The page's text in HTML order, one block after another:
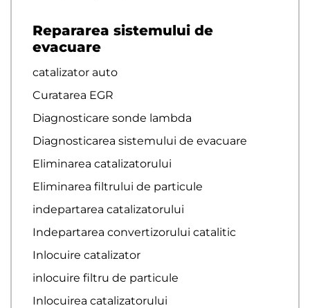
Repararea sistemului de
evacuare
catalizator auto
Curatarea EGR
Diagnosticare sonde lambda
Diagnosticarea sistemului de evacuare
Eliminarea catalizatorului
Eliminarea filtrului de particule
indepartarea catalizatorului
Indepartarea convertizorului catalitic
Inlocuire catalizator
inlocuire filtru de particule
Inlocuirea catalizatorului